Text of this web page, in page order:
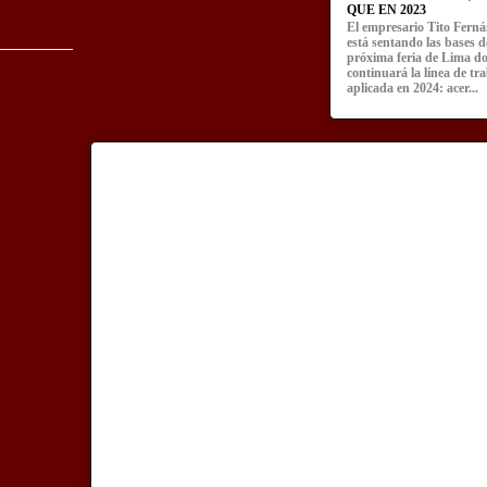
QUE EN 2023
El empresario Tito
está sentando las bases
próxima feria de Lima
continuará la línea de
aplicada en 2024: acer...